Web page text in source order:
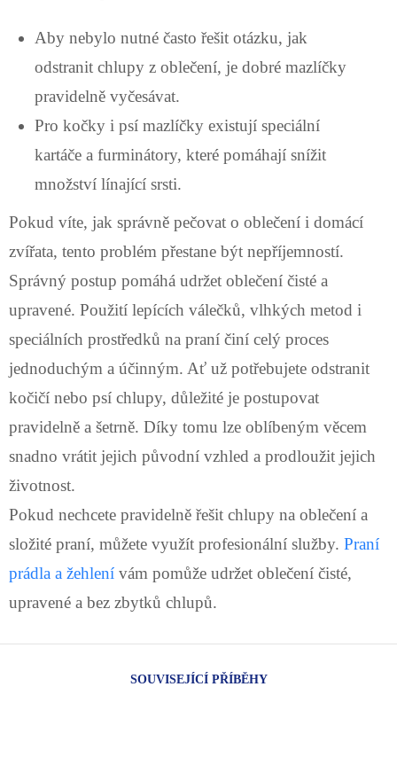
Aby nebylo nutné často řešit otázku, jak
odstranit chlupy z oblečení, je dobré mazlíčky
pravidelně vyčesávat.
Pro kočky i psí mazlíčky existují speciální
kartáče a furminátory, které pomáhají snížit
množství línající srsti.
Pokud víte, jak správně pečovat o oblečení i domácí
zvířata, tento problém přestane být nepříjemností.
Správný postup pomáhá udržet oblečení čisté a
upravené. Použití lepících válečků, vlhkých metod i
speciálních prostředků na praní činí celý proces
jednoduchým a účinným. Ať už potřebujete odstranit
kočičí nebo psí chlupy, důležité je postupovat
pravidelně a šetrně. Díky tomu lze oblíbeným věcem
snadno vrátit jejich původní vzhled a prodloužit jejich
životnost.
Pokud nechcete pravidelně řešit chlupy na oblečení a
složité praní, můžete využít profesionální služby. Praní
prádla a žehlení vám pomůže udržet oblečení čisté,
upravené a bez zbytků chlupů.
SOUVISEJÍCÍ PŘÍBĚHY